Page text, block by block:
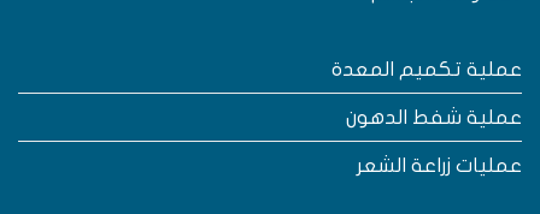
تكميم المعدة
شفط الدهون
زراعة الشعر